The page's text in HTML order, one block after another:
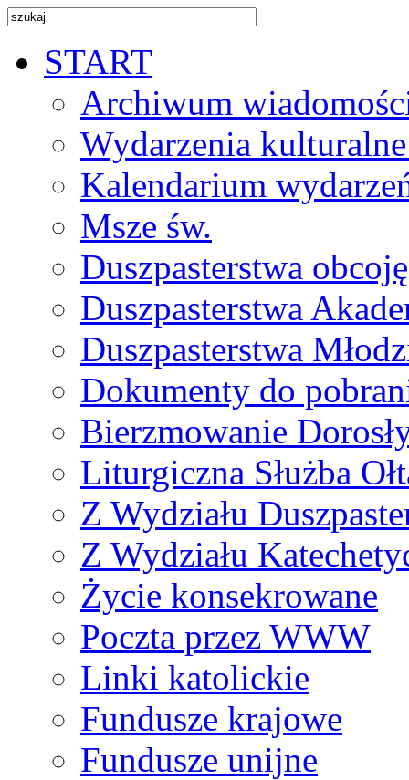
START
Archiwum
Wydarzenia
Kalendarium
Msze św.
Duszpasterstwa
Duszpasterstwa
Duszpasterstwa
Dokumenty do
Bierzmowanie
Liturgiczna Służba
Z Wydziału
Z Wydziału
Życie konsekrowane
Poczta przez WWW
Linki katolickie
Fundusze krajowe
Fundusze unijne